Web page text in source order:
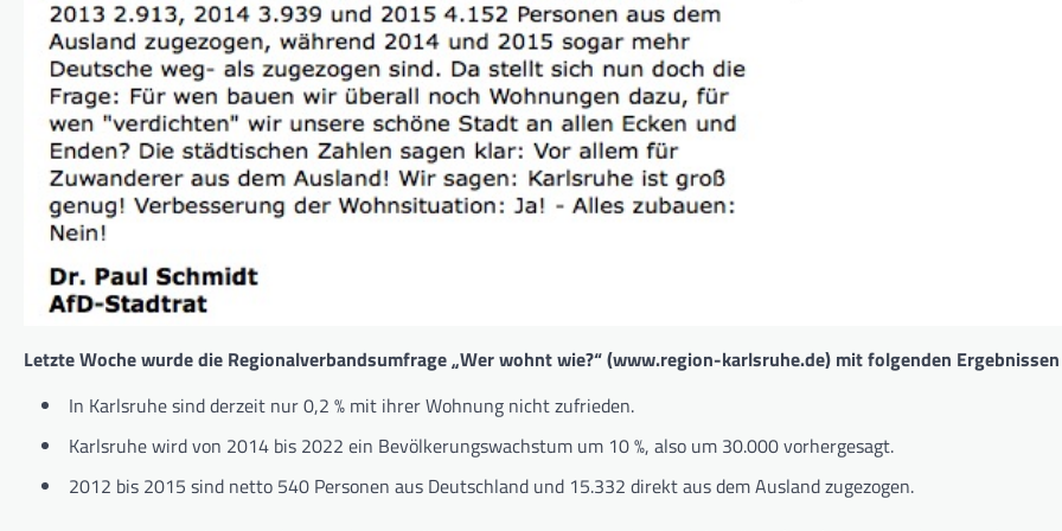
Letzte Woche wurde die Regionalverbandsumfrage „Wer wohnt wie?“ (www.region-karlsruhe.de) mit folgenden
In Karlsruhe sind derzeit nur 0,2 % mit ihrer Wohnung nicht zufrieden.
Karlsruhe wird von 2014 bis 2022 ein Bevölkerungswachstum um 10 %, also um 30.000 vorhergesagt.
2012 bis 2015 sind netto 540 Personen aus Deutschland und 15.332 direkt aus dem Ausland zugezogen.